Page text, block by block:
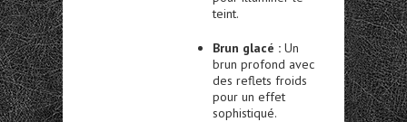
teint.
Brun glacé : Un
brun profond avec
des reflets froids
pour un effet
sophistiqué.